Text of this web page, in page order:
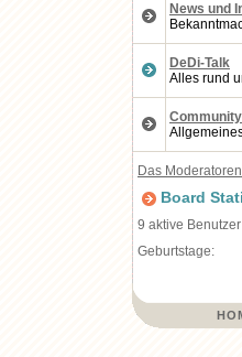
News und
DeDi-Talk
Alles rund
Das
Board
9 aktive
Geburtstage: